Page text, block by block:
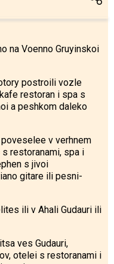
na Voenno Gruyinskoi
postroili vozle
restoran i spa s
a peshkom daleko
v verhnem
restoranami, spa i
s jivoi
gitare ili pesni-
ili v Ahali Gudauri ili
ves Gudauri,
otelei s restoranami i